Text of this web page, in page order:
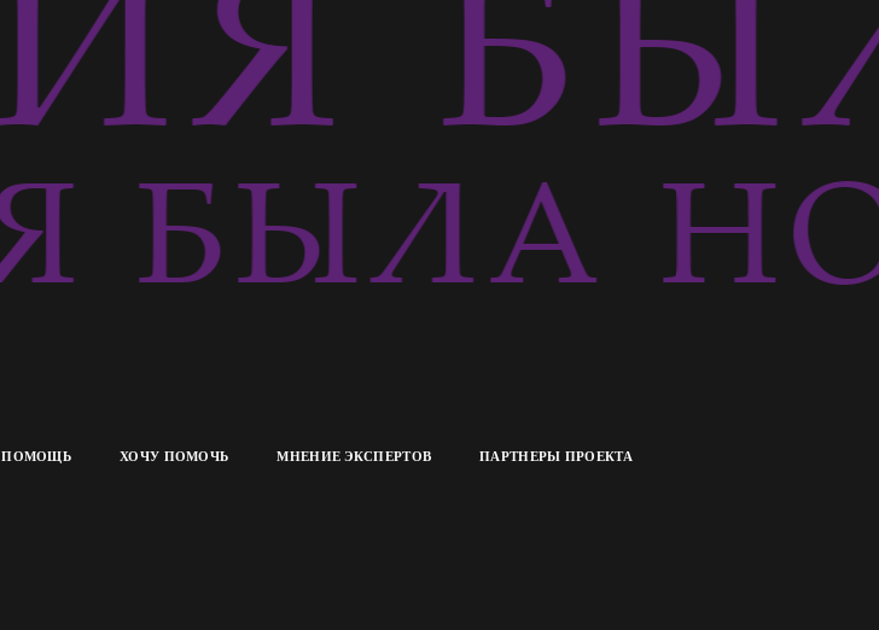
БЫЛА
ПОМОЩЬ ХОЧУ ПОМОЧЬ МНЕНИЕ ЭКСПЕРТОВ ПАРТНЕРЫ ПРОЕКТА